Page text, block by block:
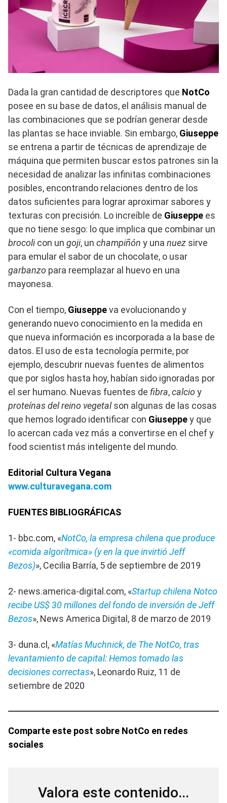
Dada la gran cantidad de descriptores que NotCo
posee en su base de datos, el análisis manual de
las combinaciones que se podrían generar desde
las plantas se hace inviable. Sin embargo, Giuseppe
se entrena a partir de técnicas de aprendizaje de
máquina que permiten buscar estos patrones sin la
necesidad de analizar las infinitas combinaciones
posibles, encontrando relaciones dentro de los
datos suficientes para lograr aproximar sabores y
texturas con precisión. Lo increíble de Giuseppe es
que no tiene sesgo: lo que implica que combinar un
brocolicon un goji, un champiñón y una nuez sirve
para emular el sabor de un chocolate, o usar
garbanzo para reemplazar al huevo en una
mayonesa.
Con el tiempo, Giuseppeva evolucionando y
generando nuevo conocimiento en la medida en
que nueva información es incorporada a la base de
datos. El uso de esta tecnología permite, por
ejemplo, descubrir nuevas fuentes de alimentos
que por siglos hasta hoy, habían sido ignoradas por
el ser humano. Nuevas fuentes de fibra,calcio y
proteínas del reino vegetalson algunas de las cosas
que hemos logrado identificar con Giuseppey que
lo acercan cada vez más a convertirse en el chef y
food scientist más inteligente del mundo.
Editorial Cultura Vegana
www.culturavegana.com
FUENTES BIBLIOGRÁFICAS
1- bbc.com, «NotCo, la empresa chilena que produce
«comida algorítmica» (y en la que invirtió Jeff
Bezos)», Cecilia Barría, 5 de septiembre de 2019
2- news.america-digital.com, «Startup chilena Notco
recibe US$ 30 millones del fondo de inversión de Jeff
Bezos», News America Digital, 8 de marzo de 2019
3- duna.cl, «Matías Muchnick, de The NotCo, tras
levantamiento de capital: Hemos tomado las
decisiones correctas», Leonardo Ruiz, 11 de
setiembre de 2020
Comparte este post sobre NotCo en redes
sociales
Valora este contenido...